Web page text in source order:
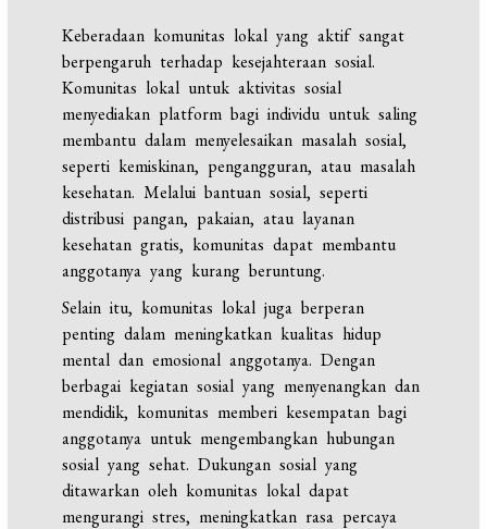
Keberadaan komunitas lokal yang aktif sangat
berpengaruh terhadap kesejahteraan sosial.
Komunitas lokal untuk aktivitas sosial
menyediakan platform bagi individu untuk saling
membantu dalam menyelesaikan masalah sosial,
seperti kemiskinan, pengangguran, atau masalah
kesehatan. Melalui bantuan sosial, seperti
distribusi pangan, pakaian, atau layanan
kesehatan gratis, komunitas dapat membantu
anggotanya yang kurang beruntung.
Selain itu, komunitas lokal juga berperan
penting dalam meningkatkan kualitas hidup
mental dan emosional anggotanya. Dengan
berbagai kegiatan sosial yang menyenangkan dan
mendidik, komunitas memberi kesempatan bagi
anggotanya untuk mengembangkan hubungan
sosial yang sehat. Dukungan sosial yang
ditawarkan oleh komunitas lokal dapat
mengurangi stres, meningkatkan rasa percaya